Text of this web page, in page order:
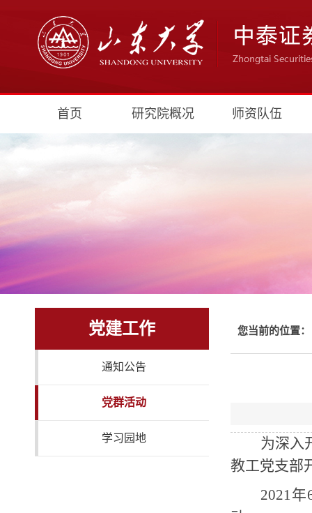
首页 研究院概况 师资队伍
党建工作
通知公告
党群活动
学习园地
您当前的位置：
为深入
教工党支部
2021年